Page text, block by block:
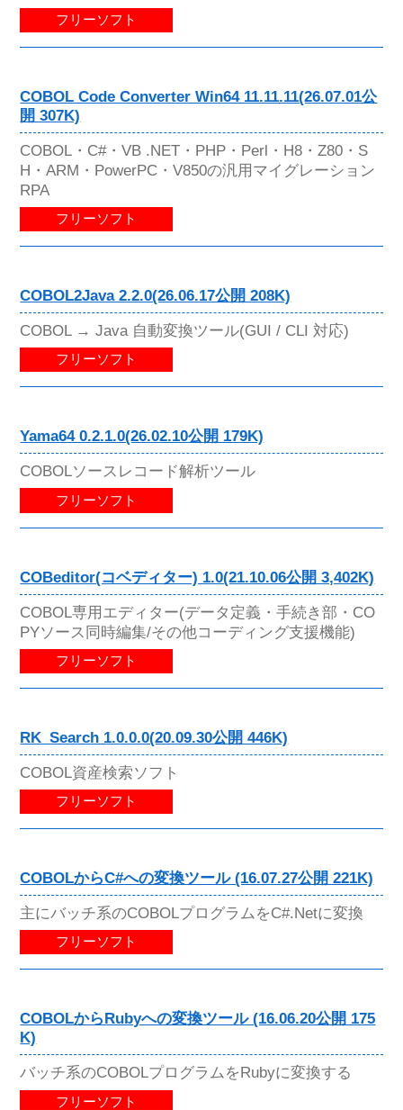
フリーソフト
COBOL Code Converter Win64 11.11.11(26.07.01公
開 307K)
COBOL・C#・VB .NET・PHP・Perl・H8・Z80・S
H・ARM・PowerPC・V850の汎用マイグレーション
RPA
フリーソフト
COBOL2Java 2.2.0(26.06.17公開 208K)
COBOL → Java 自動変換ツール(GUI / CLI 対応)
フリーソフト
Yama64 0.2.1.0(26.02.10公開 179K)
COBOLソースレコード解析ツール
フリーソフト
COBeditor(コベディター) 1.0(21.10.06公開 3,402K)
COBOL専用エディター(データ定義・手続き部・CO
PYソース同時編集/その他コーディング支援機能)
フリーソフト
RK_Search 1.0.0.0(20.09.30公開 446K)
COBOL資産検索ソフト
フリーソフト
COBOLからC#への変換ツール (16.07.27公開 221K)
主にバッチ系のCOBOLプログラムをC#.Netに変換
フリーソフト
COBOLからRubyへの変換ツール (16.06.20公開 175
K)
バッチ系のCOBOLプログラムをRubyに変換する
フリーソフト